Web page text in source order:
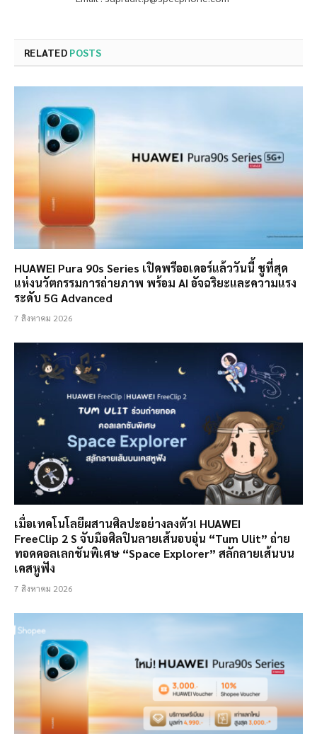
RELATED POSTS
HUAWEI Pura 90s Series เปิดพรีออเดอร์แล้ววันนี้ ชูที่สุด
แห่งนวัตกรรมการถ่ายภาพ พร้อม AI อัจฉริยะและความแรง
ระดับ 5G Advanced
7 สิงหาคม 2026
เมื่อเทคโนโลยีผสานศิลปะอย่างลงตัว! HUAWEI
FreeClip 2 S จับมือศิลปินลายเส้นอบอุ่น “Tum Ulit” ถ่าย
ทอดคอลเลกชันพิเศษ “Space Explorer” สลักลายเส้นบน
เคสหูฟัง
7 สิงหาคม 2026